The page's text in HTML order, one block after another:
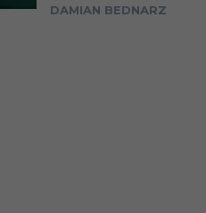
DAMIAN BEDNARZ